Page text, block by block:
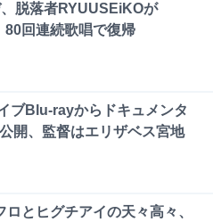
脱落者RYUUSEiKOが
80回連続歌唱で復帰
ブBlu-rayからドキュメンタ
開、監督はエリザベス宮地
ロとヒグチアイの天々高々、